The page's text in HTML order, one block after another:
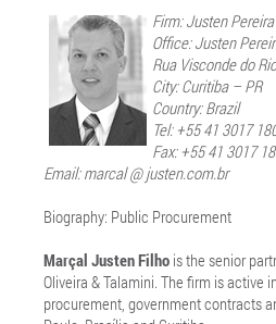
Firm: Justen
Office: Justen
Rua Visconde do
City: Curitiba – PR
Country: Brazil
Tel: +55 41 3017
Fax: +55 41 3017
Email: marcal @ justen.com.br
Biography: Public Procurement
Marçal Justen Filho is the senior
Oliveira & Talamini. The firm is active
procurement, government contracts